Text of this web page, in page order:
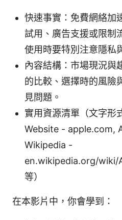
快速事實：免費網絡加
試用、廣告支援或限制
使用時要特別注意隱私
內容結構：市場現況與
的比較、選擇時的風險
見問題。
實用資源清單（文字形
Website - apple.com,
Wikipedia -
en.wikipedia.org/
等）
在本影片中，你會學到：